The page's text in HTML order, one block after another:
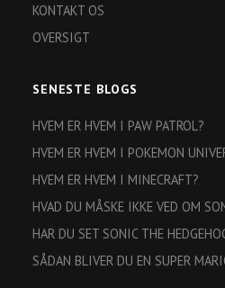
KONTAKT OS
OVERSIGT
SENESTE BLOGS
HVEM ER HVEM I PAW PATROL?
HVEM ER HVEM I POKEMON
HVEM ER HVEM I MINECRAFT?
HVAD DU MÅSKE IKKE VED OM
HAR DU SET SONIC THE
SÅDAN BLIVER DU EN SUPER